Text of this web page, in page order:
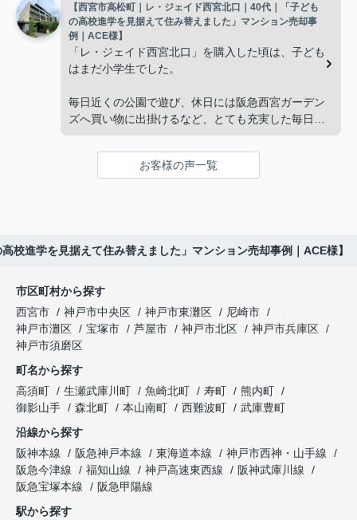
インフィニティエステートさんへ相談すると、「パ
ークナード西宮北口」の査定だけでなく、住み替え
先とのスケジュールや資金計画まで丁寧にサポート
してくださいました。
販売活動では、西宮北口駅へのアクセス、阪急西宮
ガーデンズ、医療機関や買い物施設など、将来も安
した。
趣味を楽しむ時間が増えました。
これからの暮らしを前向きに考えられるようにな
り、住み替えを決断して本当に良かったと思ってい
ます。
子どもたちはそれぞれ別の仕事に就いており、
「将来、このビルの管理を任せるのは難しいかもし
れない。」
と家族で話し合うようになりました。
インフィニティエステートさんへ相談すると、収益
投資家向けの販売方法をご提案いただきました。
「立地も良く、長期保有したい物件です。」
と話され、このビルを大切に運営してくださること
になりました。
長年守ってきた資産を安心して引き継ぐことがで
き、家族全員が納得できる売却となりました。
【西宮市高松町｜レ・ジェイド西宮北口｜40代｜「子ども
の高校進学を見据えて住み替えました」マンション売却事
例｜ACE様】
「レ・ジェイド西宮北口」を購入した頃は、子ども
はまだ小学生でした。
毎日近くの公園で遊び、休日には阪急西宮ガーデン
ズへ買い物に出掛けるなど、とても充実した毎日を
年月が経ち、子どもが高校進学を意識する年齢にな
「レ・ジェイド西宮北口」の査定だけでなく、新居
購入とのタイミングや資金計画についても丁寧に説
明してくださいました。
販売活動では、西宮北口駅へのアクセス、阪急西宮
ガーデンズ、教育施設、商業施設など、このエリア
した。
購入されたご家族は、
お客様の声一覧
校進学を見据えて住み替えました」マンション売却事例｜ACE様】
市区町村から探す
西宮市
神戸市中央区 神戸市東灘区
尼崎市
神戸市灘区
宝塚市 芦屋市 神戸市北区
神戸市兵庫区
神戸市須磨区
町名から探す
高須町
生瀬武庫川町 魚崎北町 寿町
熊内町
御影山手
森北町 本山南町 西難波町
武庫豊町
沿線から探す
阪神本線
阪急神戸本線 東海道本線
神戸市西神・山手線
阪急今津線
福知山線 神戸高速東西線
阪神武庫川線
阪急宝塚本線
阪急甲陽線
駅から探す